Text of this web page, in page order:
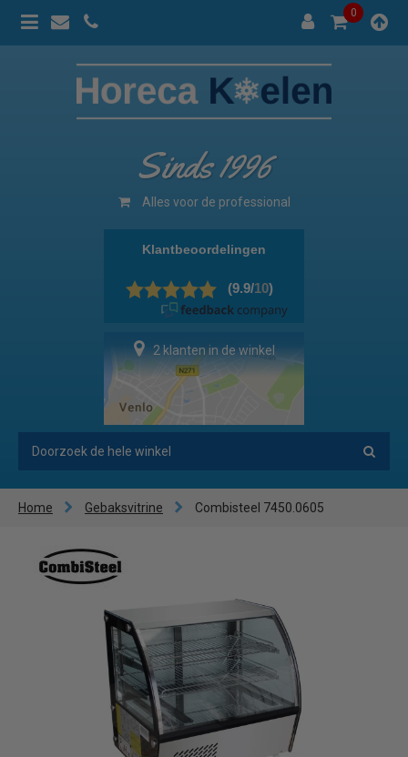
0
Sinds 1996
Alles voor de professional
2 klanten in de winkel
Home Gebaksvitrine Combisteel 7450.0605